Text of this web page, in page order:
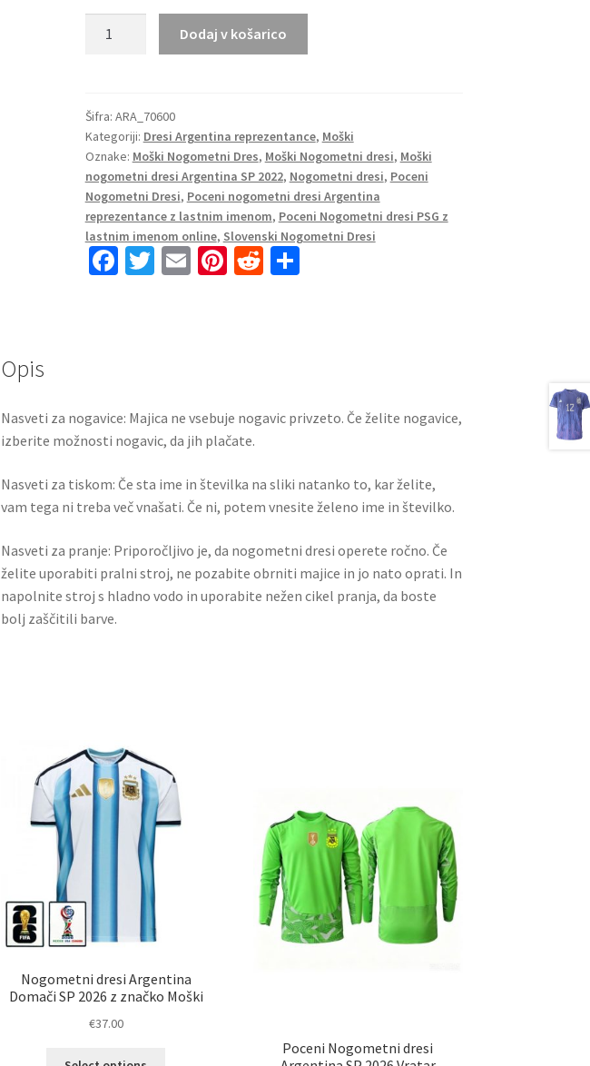
Gostujoči
SP
2022
Kratek
Rokav
DI
MARIA
11
Dodaj v košarico
Šifra: ARA_70600
Kategoriji: Dresi Argentina reprezentance, Moški
Oznake: Moški Nogometni Dres, Moški Nogometni dresi, Moški
nogometni dresi Argentina SP 2022, Nogometni dresi, Poceni
Nogometni Dresi, Poceni nogometni dresi Argentina
reprezentance z lastnim imenom, Poceni Nogometni dresi PSG z
lastnim imenom online, Slovenski Nogometni Dresi
Fa
k
T E Pi R S
Opis
Nasveti za nogavice: Majica ne vsebuje nogavic privzeto. Če želite nogavice,
izberite možnosti nogavic, da jih plačate.
Nasveti za tiskom: Če sta ime in številka na sliki natanko to, kar želite,
vam tega ni treba več vnašati. Če ni, potem vnesite želeno ime in številko.
Nasveti za pranje: Priporočljivo je, da nogometni dresi operete ročno. Če
želite uporabiti pralni stroj, ne pozabite obrniti majice in jo nato oprati. In
napolnite stroj s hladno vodo in uporabite nežen cikel pranja, da boste
bolj zaščitili barve.
Nogometni dresi Argentina
Domači SP 2026 z značko Moški
€37.00
Poceni Nogometni dresi